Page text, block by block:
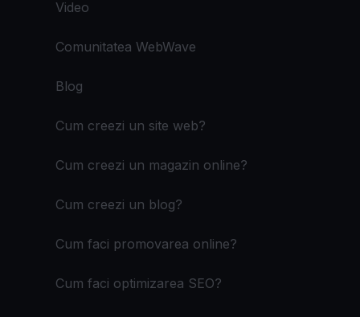
Video
Comunitatea WebWave
Blog
Cum creezi un site web?
Cum creezi un magazin online?
Cum creezi un blog?
Cum faci promovarea online?
Cum faci optimizarea SEO?